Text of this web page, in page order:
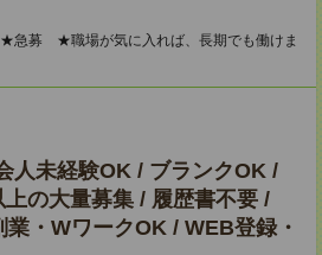
急募 ★職場が気に入れば、長期でも働けま
人未経験OK / ブランクOK /
の大量募集 / 履歴書不要 /
・WワークOK / WEB登録・